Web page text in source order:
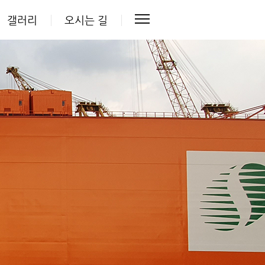
갤러리 오시는 길
오시는 길
오시는 길